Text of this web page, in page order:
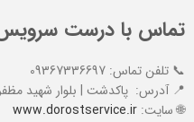
تماس با درست
📞 تلفن تماس: 09367336697
📍 آدرس: پاکدشت | بلوار شهید مظفر
🌐 سایت: www.dorostservice.ir